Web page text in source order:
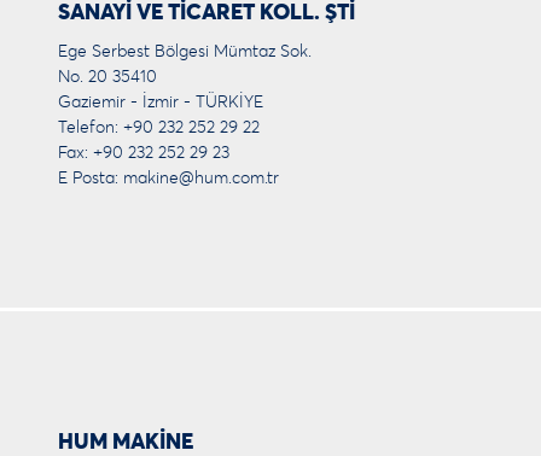
SANAYİ VE TİCARET KOLL. ŞTİ
Ege Serbest Bölgesi Mümtaz Sok.
No. 20 35410
Gaziemir - İzmir - TÜRKİYE
Telefon: +90 232 252 29 22
Fax: +90 232 252 29 23
E Posta: makine@hum.com.tr
HUM MAKİNE